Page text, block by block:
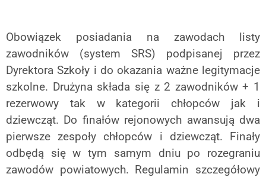
Obowiązek posiadania na zawodach listy
zawodników (system SRS) podpisanej przez
Dyrektora Szkoły i do okazania ważne legitymacje
szkolne. Drużyna składa się z 2 zawodników + 1
rezerwowy tak w kategorii chłopców jak i
dziewcząt. Do finałów rejonowych awansują dwa
pierwsze zespoły chłopców i dziewcząt. Finały
odbędą się w tym samym dniu po rozegraniu
zawodów powiatowych. Regulamin szczegółowy